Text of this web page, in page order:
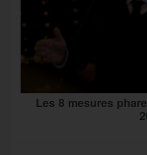
Les 8 mesures